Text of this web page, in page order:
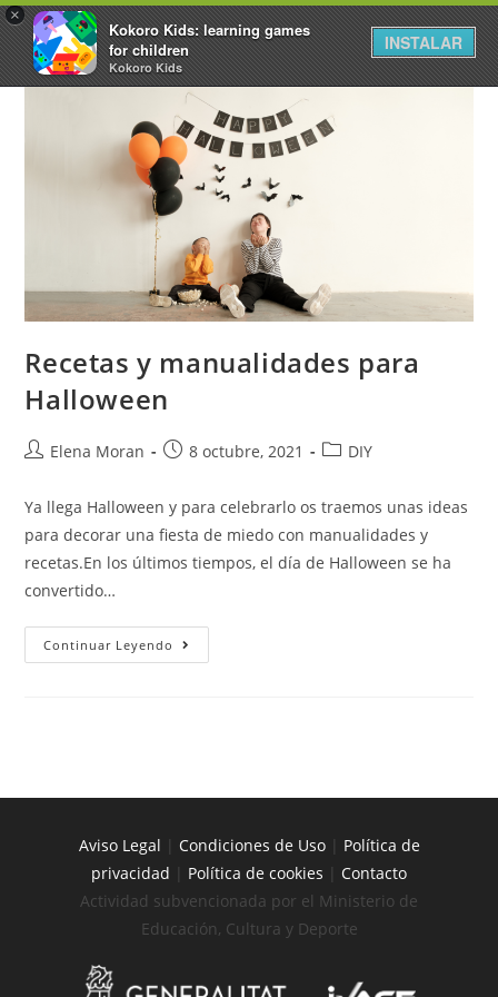
×
Kokoro Kids: learning games
for children
Kokoro Kids
INSTALAR
Recetas y manualidades para
Halloween
Elena Moran 8 octubre, 2021 DIY
Ya llega Halloween y para celebrarlo os traemos unas ideas
para decorar una fiesta de miedo con manualidades y
recetas.En los últimos tiempos, el día de Halloween se ha
convertido…
Continuar Leyendo
Aviso Legal Condiciones de Uso| Política de
privacidad
Política de cookies
Contacto
Actividad subvencionada por el Ministerio de
Educación, Cultura y Deporte